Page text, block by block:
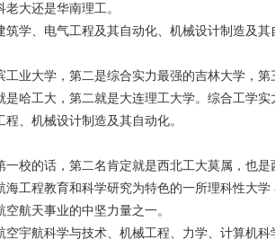
大还是华南理工。
学、电气工程及其自动化、机械设计制造及其
工业大学，第二是综合实力最强的吉林大学，
哈工大，第二就是大连理工大学。综合工学实
、机械设计制造及其自动化。
一校的话，第二名肯定就是西北工大莫属，也
海工程教育和科学研究为特色的一所理科性大
航天事业的中坚力量之一。
空宇航科学与技术、机械工程、力学、计算机科